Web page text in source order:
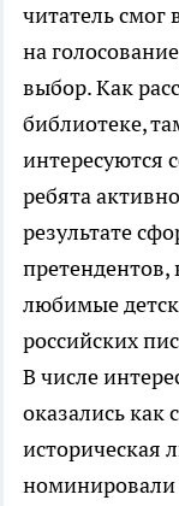
читатель
на
выбор. Как
библиотеке,
интересуются
ребята
результате
любимые
российских
В числе
оказались как
историческая
номинировали